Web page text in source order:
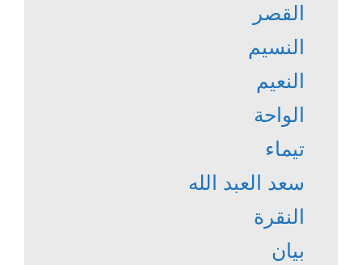
القصر
النسيم
النعيم
الواحة
تيماء
سعد العبد الله
النقرة
بيان